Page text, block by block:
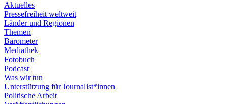
Aktuelles
Pressefreiheit weltweit
Länder und Regionen
Themen
Barometer
Mediathek
Fotobuch
Podcast
Was wir tun
Unterstützung für Journalist*innen
Politische Arbeit